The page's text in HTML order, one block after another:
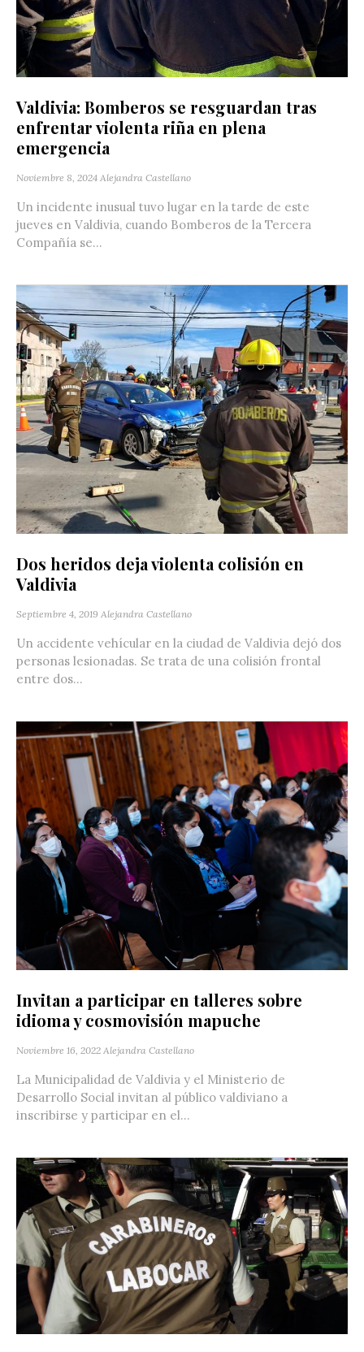
Valdivia: Bomberos se resguardan tras
enfrentar violenta riña en plena
emergencia
Noviembre 8, 2024 Alejandra Castellano
Un incidente inusual tuvo lugar en la tarde de este
jueves en Valdivia, cuando Bomberos de la Tercera
Compañía se...
Dos heridos deja violenta colisión en
Valdivia
Septiembre 4, 2019 Alejandra Castellano
Un accidente vehícular en la ciudad de Valdivia dejó dos
personas lesionadas. Se trata de una colisión frontal
entre dos...
Invitan a participar en talleres sobre
idioma y cosmovisión mapuche
Noviembre 16, 2022 Alejandra Castellano
La Municipalidad de Valdivia y el Ministerio de
Desarrollo Social invitan al público valdiviano a
inscribirse y participar en el...